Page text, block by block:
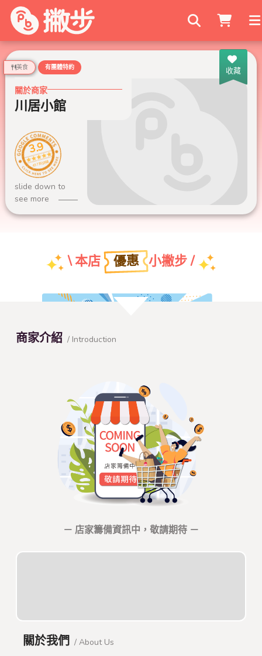
搜尋商家
收藏
美食 有團體特約
關於商家
川居小館
3.9
497 則評論
slide down to
see more
\ 本店 優惠 小撇步 /
團體特約折扣優惠
商家介紹 / Introduction
－ 店家籌備資訊中，敬請期待 －
關於我們 / About Us